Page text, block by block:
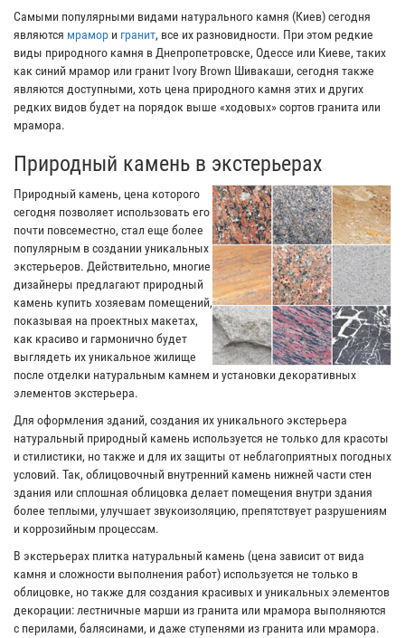
Самыми популярными видами натурального камня (Киев) сегодня
являются мрамор и гранит, все их разновидности. При этом редкие
виды природного камня в Днепропетровске, Одессе или Киеве, таких
как синий мрамор или гранит Ivory Brown Шивакаши, сегодня также
являются доступными, хоть цена природного камня этих и других
редких видов будет на порядок выше «ходовых» сортов гранита или
мрамора.
Природный камень в экстерьерах
Природный камень, цена которого
сегодня позволяет использовать его
почти повсеместно, стал еще более
популярным в создании уникальных
экстерьеров. Действительно, многие
дизайнеры предлагают природный
камень купить хозяевам помещений,
показывая на проектных макетах,
как красиво и гармонично будет
выглядеть их уникальное жилище
после отделки натуральным камнем и установки декоративных
элементов экстерьера.
Для оформления зданий, создания их уникального экстерьера
натуральный природный камень используется не только для красоты
и стилистики, но также и для их защиты от неблагоприятных погодных
условий. Так, облицовочный внутренний камень нижней части стен
здания или сплошная облицовка делает помещения внутри здания
более теплыми, улучшает звукоизоляцию, препятствует разрушениям
и коррозийным процессам.
В экстерьерах плитка натуральный камень (цена зависит от вида
камня и сложности выполнения работ) используется не только в
облицовке, но также для создания красивых и уникальных элементов
декорации: лестничные марши из гранита или мрамора выполняются
с перилами, балясинами, и даже ступенями из гранита или мрамора.